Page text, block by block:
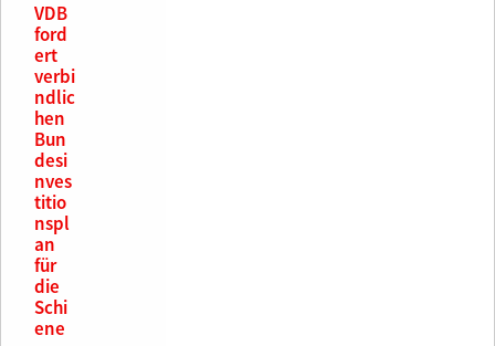
VDB
ford
ert
verbi
ndlic
hen
Bun
desi
nves
titio
nspl
an
für
die
Schi
ene